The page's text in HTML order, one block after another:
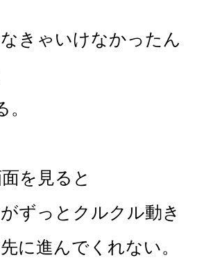
きゃいけなかったん
を見ると
ずっとクルクル動き
に進んでくれない。